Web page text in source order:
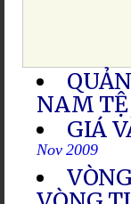
NAM
GIÁ
Nov 2009